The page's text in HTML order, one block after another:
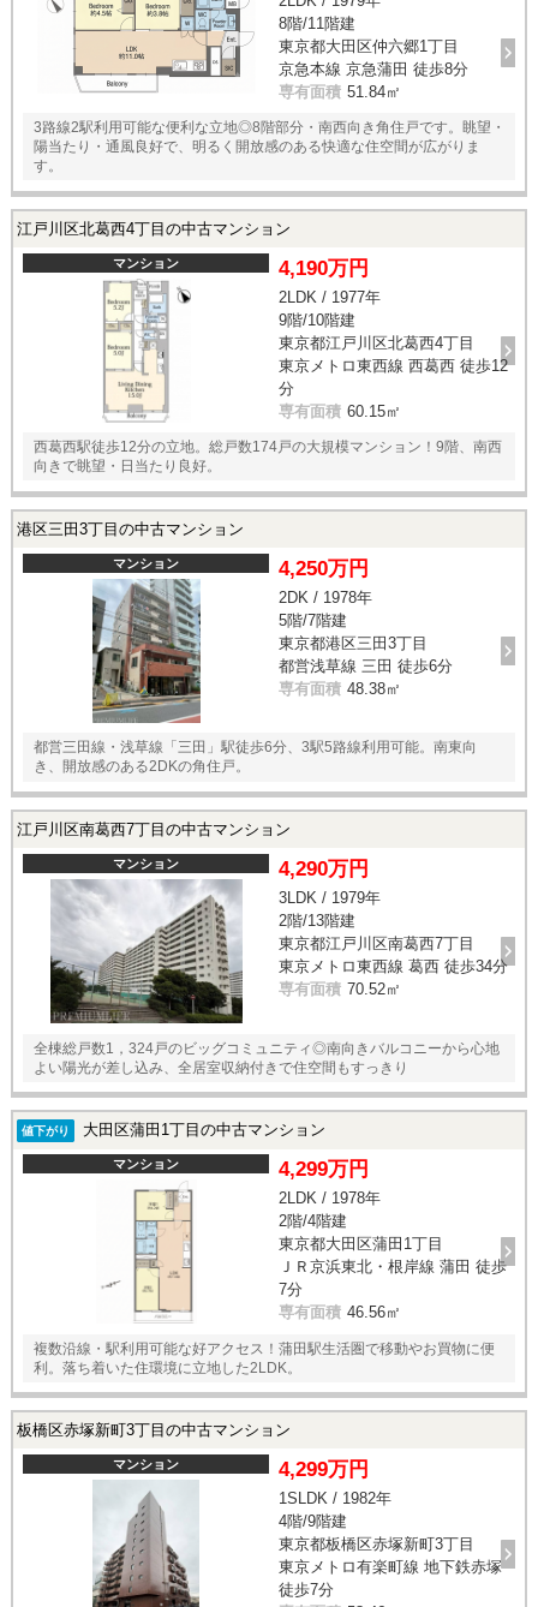
8階/11階建
東京都大田区仲六郷1丁目
京急本線 京急蒲田 徒歩8分
専有面積 51.84㎡
3路線2駅利用可能な便利な立地◎8階部分・南西向き角住戸です。眺望・
陽当たり・通風良好で、明るく開放感のある快適な住空間が広がりま
す。
江戸川区北葛西4丁目の中古マンション
マンション 4,190万円
2LDK / 1977年
9階/10階建
東京都江戸川区北葛西4丁目
東京メトロ東西線 西葛西 徒歩12
分
専有面積 60.15㎡
西葛西駅徒歩12分の立地。総戸数174戸の大規模マンション！9階、南西
向きで眺望・日当たり良好。
港区三田3丁目の中古マンション
マンション 4,250万円
2DK / 1978年
5階/7階建
東京都港区三田3丁目
都営浅草線 三田 徒歩6分
専有面積 48.38㎡
都営三田線・浅草線「三田」駅徒歩6分、3駅5路線利用可能。南東向
き、開放感のある2DKの角住戸。
江戸川区南葛西7丁目の中古マンション
マンション 4,290万円
3LDK / 1979年
2階/13階建
東京都江戸川区南葛西7丁目
東京メトロ東西線 葛西 徒歩34分
専有面積 70.52㎡
全棟総戸数1，324戸のビッグコミュニティ◎南向きバルコニーから心地
よい陽光が差し込み、全居室収納付きで住空間もすっきり
値下がり 大田区蒲田1丁目の中古マンション
マンション 4,299万円
2LDK / 1978年
2階/4階建
東京都大田区蒲田1丁目
ＪＲ京浜東北・根岸線 蒲田 徒歩
7分
専有面積 46.56㎡
複数沿線・駅利用可能な好アクセス！蒲田駅生活圏で移動やお買物に便
利。落ち着いた住環境に立地した2LDK。
板橋区赤塚新町3丁目の中古マンション
マンション 4,299万円
1SLDK / 1982年
4階/9階建
東京都板橋区赤塚新町3丁目
東京メトロ有楽町線 地下鉄赤塚
徒歩7分